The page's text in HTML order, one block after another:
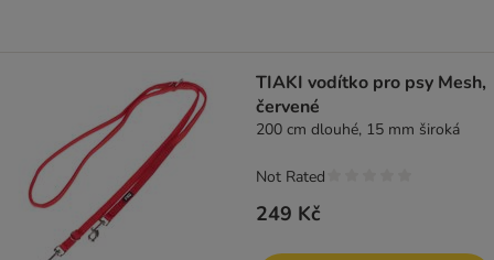
TIAKI vodítko pro psy Mesh,
červené
200 cm dlouhé, 15 mm široká
249 Kč
Not Rated